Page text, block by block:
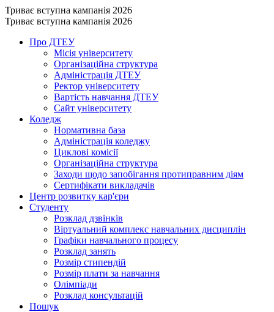
Триває вступна кампанія 2026
Триває вступна кампанія 2026
Про ДТЕУ
Місія університету
Організаційна структура
Адміністрація ДТЕУ
Ректор університету
Вартість навчання ДТЕУ
Сайт університету
Коледж
Нормативна база
Адміністрація коледжу
Циклові комісії
Організаційна структура
Заходи щодо запобігання протиправним діям
Сертифікати викладачів
Центр розвитку кар'єри
Студенту
Розклад дзвінків
Віртуальний комплекс навчальних дисциплін
Графіки навчального процесу
Розклад занять
Розмір стипендій
Розмір плати за навчання
Олімпіади
Розклад консультацій
Пошук